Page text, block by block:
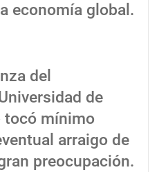
economía global.
del
de
tocó mínimo
arraigo de
preocupación.